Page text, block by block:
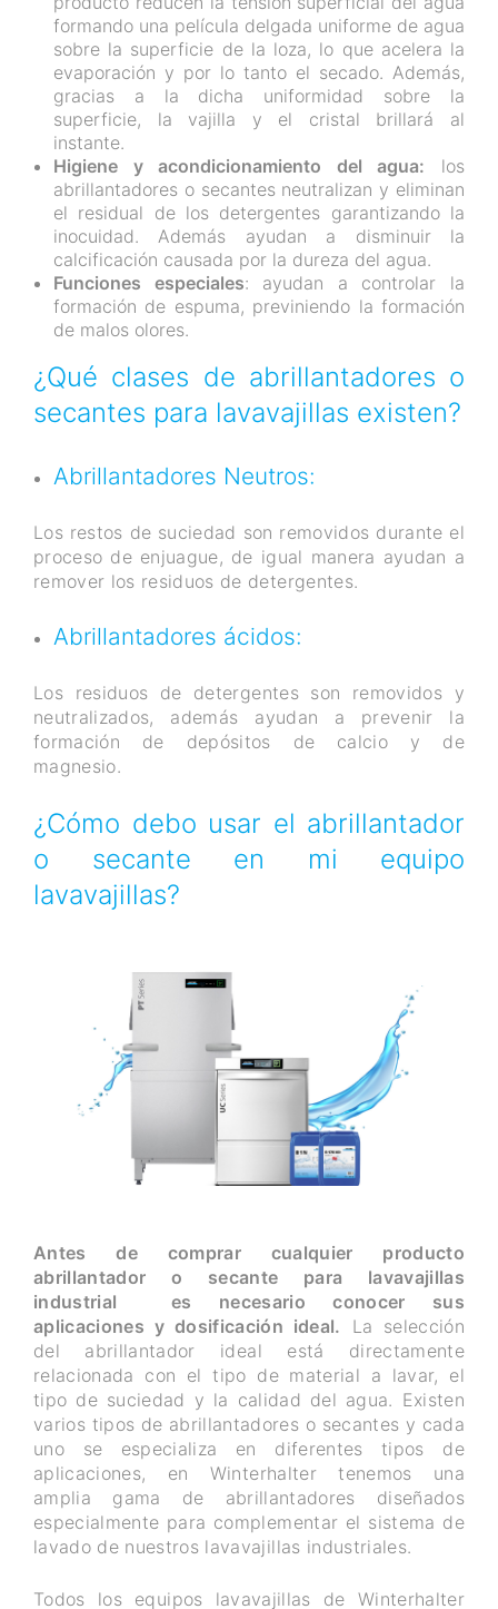
formando una película delgada uniforme de agua
sobre la superficie de la loza, lo que acelera la
evaporación y por lo tanto el secado. Además,
gracias a la dicha uniformidad sobre la
superficie, la vajilla y el cristal brillará al
instante.
Higiene y acondicionamiento del agua: los
abrillantadores o secantes neutralizan y eliminan
el residual de los detergentes garantizando la
inocuidad. Además ayudan a disminuir la
calcificación causada por la dureza del agua.
Funciones especiales: ayudan a controlar la
formación de espuma, previniendo la formación
de malos olores.
¿Qué clases de abrillantadores o
secantes para lavavajillas existen?
Abrillantadores Neutros:
Los restos de suciedad son removidos durante el
proceso de enjuague, de igual manera ayudan a
remover los residuos de detergentes.
Abrillantadores ácidos:
Los residuos de detergentes son removidos y
neutralizados, además ayudan a prevenir la
formación de depósitos de calcio y de
magnesio.
¿Cómo debo usar el abrillantador
o secante en mi equipo
lavavajillas?
Antes de comprar cualquier producto
abrillantador o secante para lavavajillas
industrial es necesario conocer sus
aplicaciones y dosificación ideal. La selección
del abrillantador ideal está directamente
relacionada con el tipo de material a lavar, el
tipo de suciedad y la calidad del agua. Existen
varios tipos de abrillantadores o secantes y cada
uno se especializa en diferentes tipos de
aplicaciones, en Winterhalter tenemos una
amplia gama de abrillantadores diseñados
especialmente para complementar el sistema de
lavado de nuestros lavavajillas industriales.
Todos los equipos lavavajillas de Winterhalter